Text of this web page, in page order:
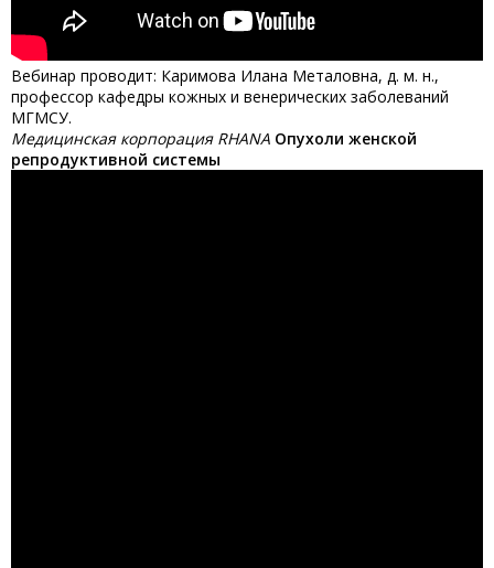
Вебинар проводит: Каримова Илана Металовна, д. м. н.,
профессор кафедры кожных и венерических заболеваний
МГМСУ.
Медицинская корпорация RHANA Опухоли женской
репродуктивной системы